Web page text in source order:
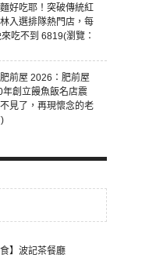
好吃耶！突破傳統紅
入選排隊熱門店，每
吃不到 6819(瀏覽：
前屋 2026：肥前屋
創立饅魚飯名店震
見了，再現懷念的老
】波記茶餐廳